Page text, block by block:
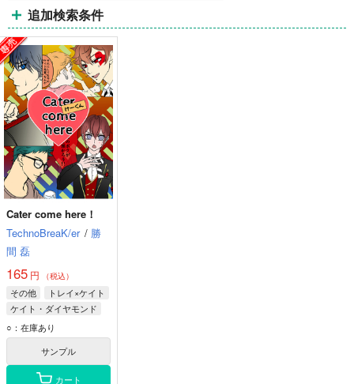
ム
ム
ム
追加検索条件
Cater come here！
TechnoBreaK/er / 勝
間 磊
165 円 （税込）
その他
トレイ×ケイト
ケイト・ダイヤモンド
トレイ・クローバー
リドル・ローズハート
○：在庫あり
サンプル
カート